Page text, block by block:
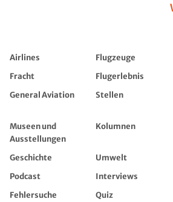
Airlines Flugzeuge
Fracht
Flugerlebnis
General Aviation
Stellen
Museen und
Ausstellungen
Kolumnen
Geschichte Umwelt
Podcast
Interviews
Fehlersuche
Quiz